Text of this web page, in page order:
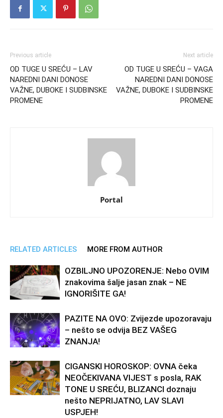
Previous article
OD TUGE U SREĆU – LAV
NAREDNI DANI DONOSE
VAŽNE, DUBOKE I SUDBINSKE
PROMENE
Next article
OD TUGE U SREĆU – VAGA
NAREDNI DANI DONOSE
VAŽNE, DUBOKE I SUDBINSKE
PROMENE
Portal
RELATED ARTICLES MORE FROM AUTHOR
OZBILJNO UPOZORENJE: Nebo OVIM
znakovima šalje jasan znak – NE
IGNORIŠITE GA!
PAZITE NA OVO: Zvijezde upozoravaju
– nešto se odvija BEZ VAŠEG
ZNANJA!
CIGANSKI HOROSKOP: OVNA čeka
NEOČEKIVANA VIJEST s posla, RAK
TONE U SREĆU, BLIZANCI doznaju
nešto NEPRIJATNO, LAV SLAVI
USPJEH!